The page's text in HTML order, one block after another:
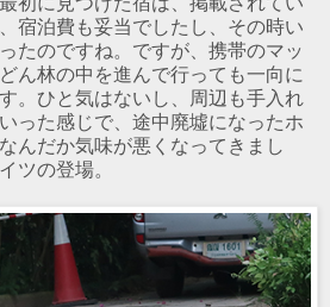
宿泊費も妥当でしたし、その時い
たのですね。ですが、携帯のマッ
ん林の中を進んで行っても一向に
。ひと気はないし、周辺も手入れ
った感じで、途中廃墟になったホ
んだか気味が悪くなってきまし
ツの登場。